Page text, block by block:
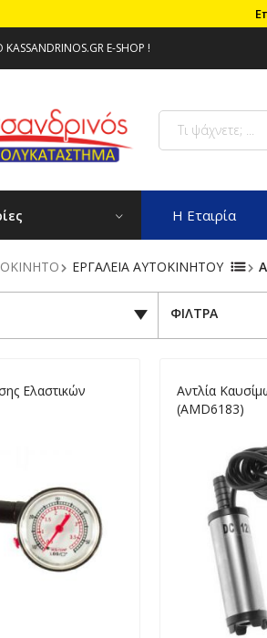
E-SHOP !
Η Εταιρία
ΕΡΓΑΛΕΙΑ ΑΥΤΟΚΙΝΗΤΟΥ
ΦΙΛΤΡΑ
Ελαστικών
Αντλία
(AMD6183)